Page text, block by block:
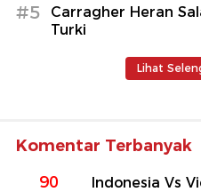
#5
Carragher Heran
Turki
Lihat
Komentar Terbanyak
90
Indonesia Vs